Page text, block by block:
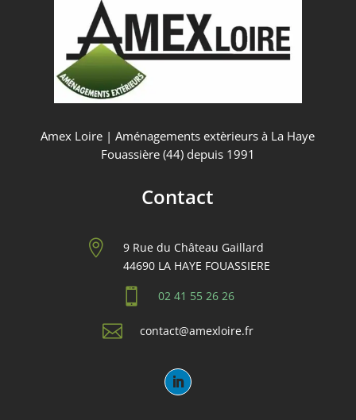
Amex Loire | Aménagements extèrieurs à La Haye
Fouassière (44) depuis 1991
Contact

9 Rue du Château Gaillard
44690 LA HAYE FOUASSIERE
 02 41 55 26 26
 contact@amexloire.fr